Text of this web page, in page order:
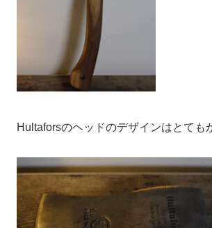
Hultaforsのヘッドのデザインはとても